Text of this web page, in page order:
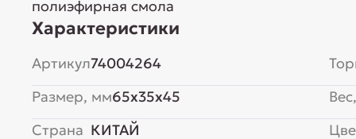
полиэфирная смола
Характеристики
Артикул74004264
Размер, мм65x35x45
Страна КИТАЙ